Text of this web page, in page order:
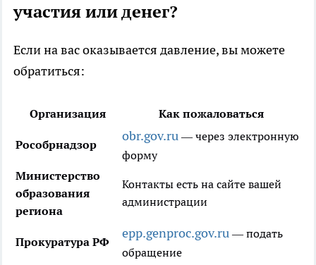
участия или денег?
Если на вас оказывается давление, вы можете
обратиться:
Организация Как пожаловаться
Рособрнадзор
obr.gov.ru — через электронную
форму
Министерство
образования
региона
Контакты есть на сайте вашей
администрации
Прокуратура РФ
epp.genproc.gov.ru — подать
обращение